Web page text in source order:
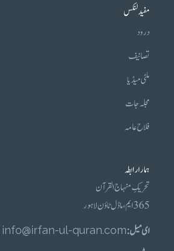
مفید لنکس
درود
تصانیف
ملٹی میڈیا
مجلہ جات
فلاح عامہ
ہمارا رابطہ
تحریکِ منہاج القرآن
365 ایم، ماڈل ٹاؤن لاہور
ای میل :info@irfan-ul-quran.com